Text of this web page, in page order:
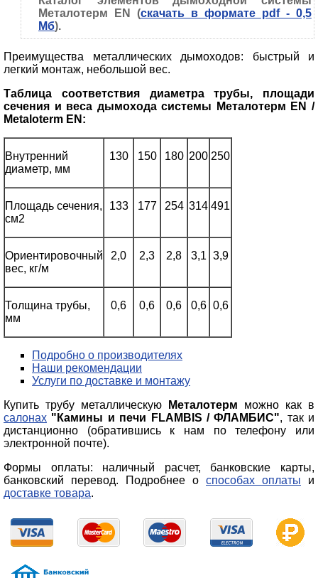
Металотерм EN (скачать в формате pdf - 0,5
Мб).
Преимущества металлических дымоходов: быстрый и
легкий монтаж, небольшой вес.
Таблица соответствия диаметра трубы, площади
сечения и веса дымохода системы
Металотерм EN /
Metaloterm EN :
Внутренний
диаметр, мм
130 150 180 200 250
Площадь сечения,
см2
133 177 254 314 491
Ориентировочный
вес, кг/м
2,0 2,3 2,8 3,1 3,9
Толщина трубы,
мм
0,6 0,6 0,6 0,6 0,6
Подробно о производителях
Наши рекомендации
Услуги по доставке и монтажу
Купить трубу металлическую
Металотерм можно как в
салонах "Камины и печи FLAMBIS /ФЛАМБИС", так и
дистанционно (обратившись к нам по телефону или
электронной почте).
Формы оплаты: наличный расчет, банковские карты,
банковский перевод. Подробнее о способах оплаты и
доставке товара.